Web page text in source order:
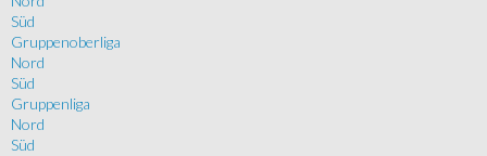
Süd
Gruppenoberliga
Nord
Süd
Gruppenliga
Nord
Süd